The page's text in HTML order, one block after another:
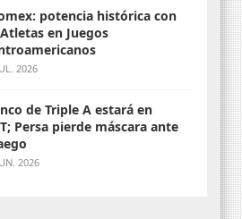
potencia histórica con
en Juegos
2026
de Triple A estará en
ante
2026